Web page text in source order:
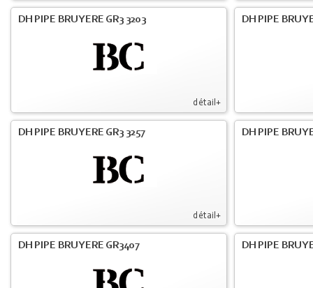
détail+
DH PIPE BRUYERE GR3 3203 DH PIPE
détail+
DH PIPE BRUYERE GR3 3257 DH PIPE
DH PIPE BRUYERE GR3407 DH PIPE